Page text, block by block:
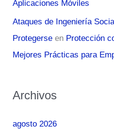
Aplicaciones Móviles
Ataques de Ingeniería
Protegerse en Protección
Mejores Prácticas para
Archivos
agosto 2026